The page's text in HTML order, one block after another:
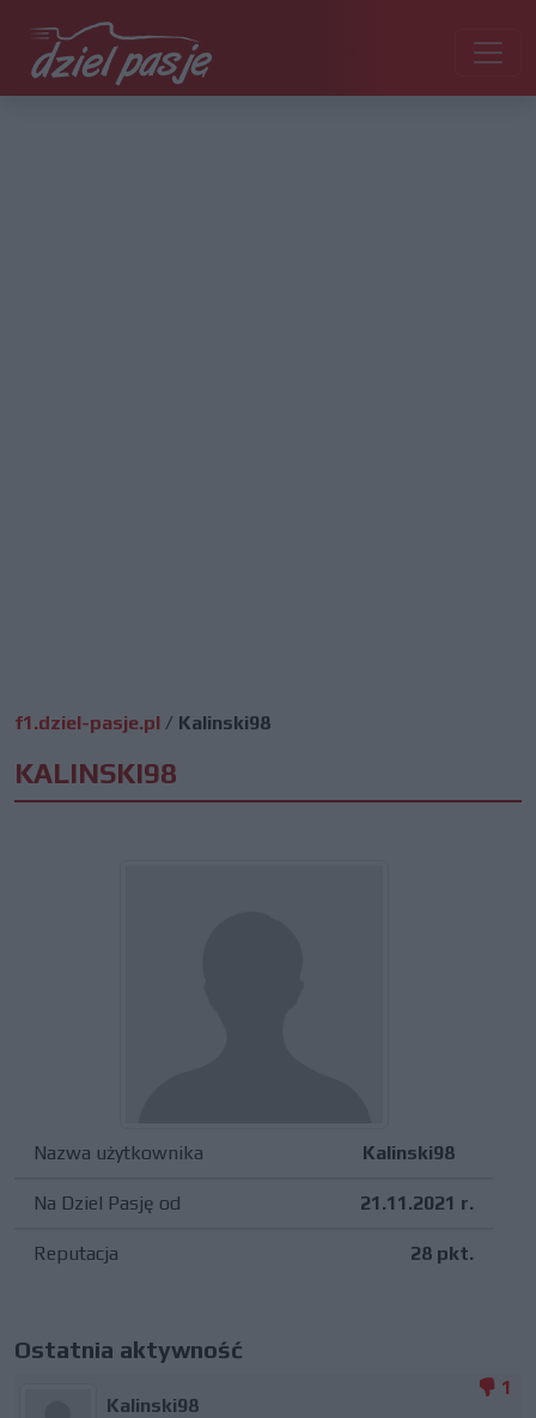
f1.dziel-pasje.pl / Kalinski98
KALINSKI98
Nazwa użytkownika Kalinski98
Na Dziel Pasję od 21.11.2021 r.
Reputacja 28 pkt.
Ostatnia aktywność
Kalinski98
1